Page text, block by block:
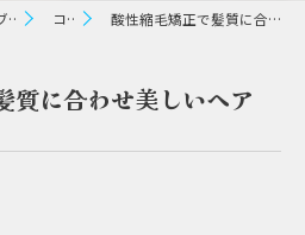
グ コラム 酸性縮毛矯正で髪質に合わせ美しいヘアスタイルへ
質に合わせ美しいヘア